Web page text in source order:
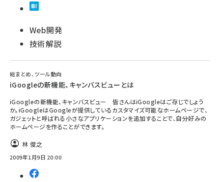
Web開発
技術解説
総まとめ、ツール動向
iGoogleの新機能、キャンバスビューとは
iGoogleの新機能、キャンバスビュー 皆さんはiGoogleはご存じでしょう
か。iGoogleはGoogleが提供しているカスタマイズ可能なホームページで、
ガジェットと呼ばれる小さなアプリケーションを追加することで、自分好みの
ホームページを作ることができます。
林 俊之
2009年1月9日 20:00